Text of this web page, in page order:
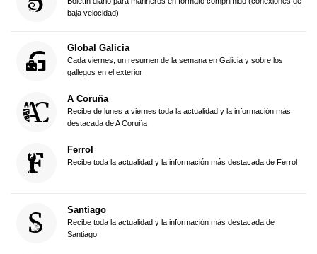
baja velocidad)
Global Galicia
Cada viernes, un resumen de la semana en Galicia y sobre los
gallegos en el exterior
A Coruña
Recibe de lunes a viernes toda la actualidad y la información más
destacada de A Coruña
Ferrol
Recibe toda la actualidad y la información más destacada de Ferrol
Santiago
Recibe toda la actualidad y la información más destacada de
Santiago